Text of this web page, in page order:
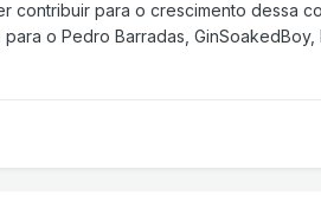
contribuir para o crescimento dessa
o Pedro Barradas, GinSoakedBoy,